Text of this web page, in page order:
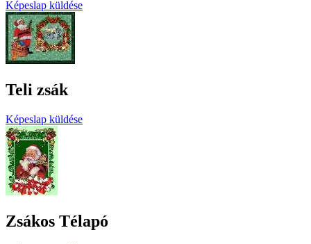
Képeslap küldése
Teli zsák
Képeslap küldése
Zsákos Télapó